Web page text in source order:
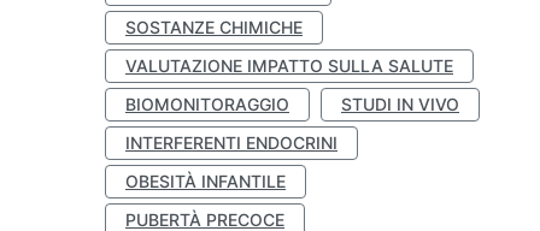
SOSTANZE CHIMICHE
VALUTAZIONE IMPATTO SULLA SALUTE
BIOMONITORAGGIO
STUDI IN VIVO
INTERFERENTI ENDOCRINI
OBESITÀ INFANTILE
PUBERTÀ PRECOCE